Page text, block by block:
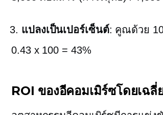
แปลงเป็นเปอร์เซ็นต์: คูณด้วย
0.43 x 100 = 43%
ROI ของอีคอมเมิร์ซโดยเฉลี่